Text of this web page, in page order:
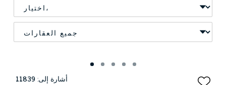
أشارة إلى:11839